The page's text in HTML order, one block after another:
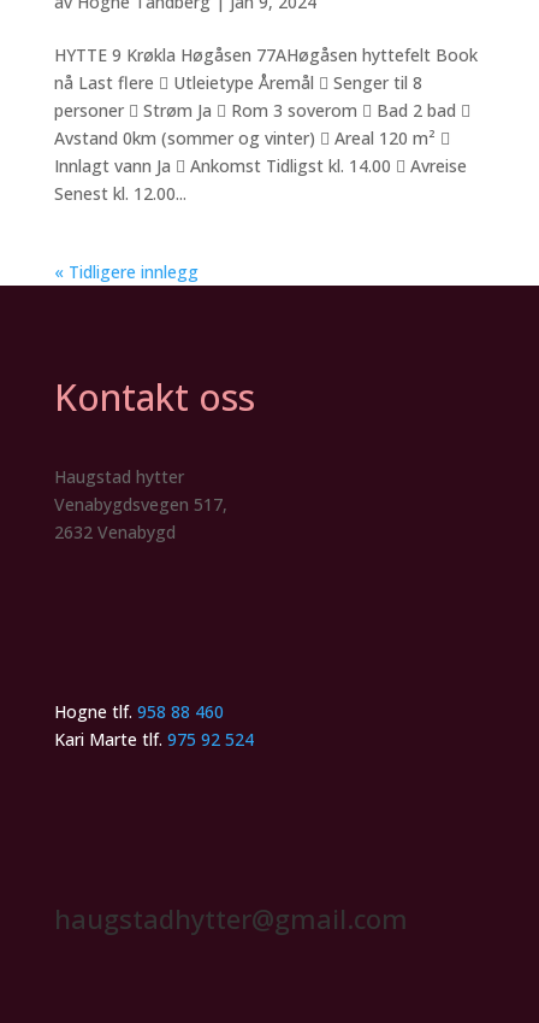
HYTTE 9 Krøkla Høgåsen 77AHøgåsen hyttefelt Book
nå Last flere  Utleietype Åremål  Senger til 8
personer  Strøm Ja  Rom 3 soverom  Bad 2 bad 
Avstand 0km (sommer og vinter)  Areal 120 m² 
Innlagt vann Ja  Ankomst Tidligst kl. 14.00  Avreise
Senest kl. 12.00...
« Tidligere innlegg
Kontakt oss
Haugstad hytter
Venabygdsvegen 517,
2632 Venabygd
Hogne tlf. 958 88 460
Kari Marte tlf. 975 92 524
haugstadhytter@gmail.com